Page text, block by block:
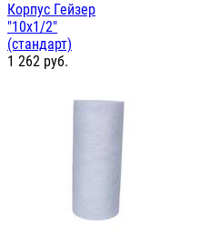
Корпус Гейзер
"10х1/2"
(стандарт)
1 262 руб.